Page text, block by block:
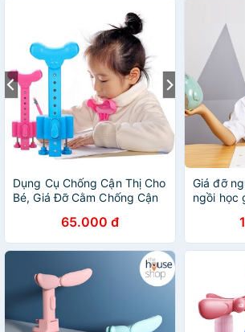
Dụng Cụ Chống Cận Thị Cho
Bé, Giá Đỡ Cằm Chống Cận
65.000 đ
Giá đỡ
ngồi học